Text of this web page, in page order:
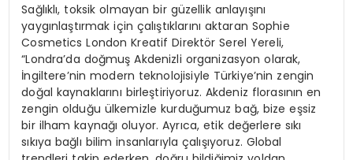
Sağlıklı, toksik olmayan bir güzellik anlayışını
yaygınlaştırmak için çalıştıklarını aktaran Sophie
Cosmetics London Kreatif Direktör Serel Yereli,
“Londra’da doğmuş Akdenizli organizasyon olarak,
İngiltere’nin modern teknolojisiyle Türkiye’nin zengin
doğal kaynaklarını birleştiriyoruz. Akdeniz florasının en
zengin olduğu ülkemizle kurduğumuz bağ, bize eşsiz
bir ilham kaynağı oluyor. Ayrıca, etik değerlere sıkı
sıkıya bağlı bilim insanlarıyla çalışıyoruz. Global